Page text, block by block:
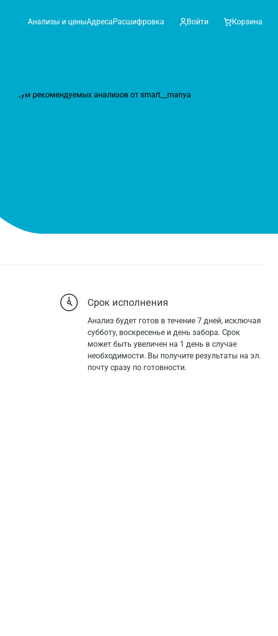
Анализы и ценыАдресаРасшифровка Войти Корзина
Срок исполнения
Анализ будет готов в течение 7 дней, исключая
субботу, воскресенье и день забора. Срок
может быть увеличен на 1 день в случае
необходимости. Вы получите результаты на эл.
почту сразу по готовности.